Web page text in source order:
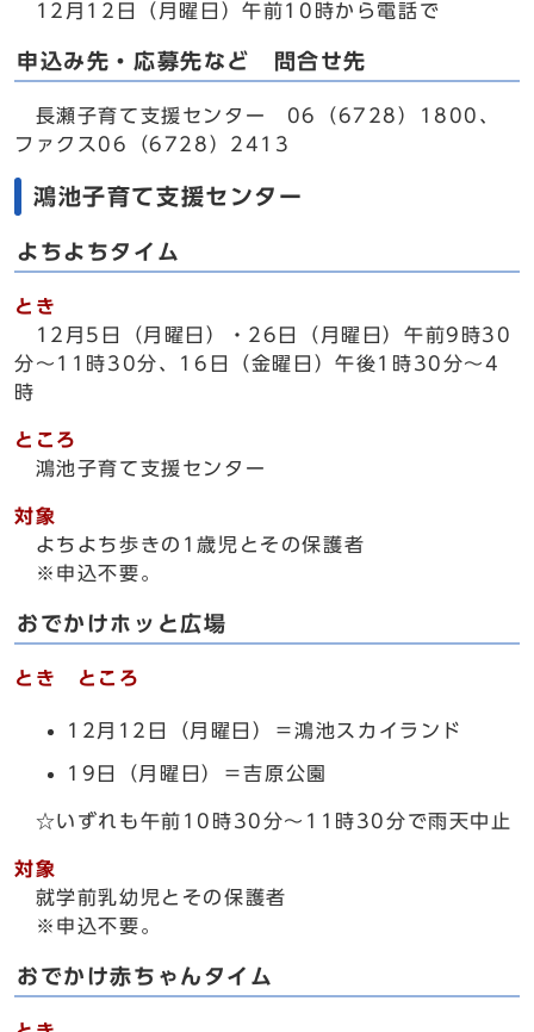
12月12日（月曜日）午前10時から電話で
申込み先・応募先など 問合せ先
長瀬子育て支援センター 06（6728）1800、
ファクス06（6728）2413
鴻池子育て支援センター
よちよちタイム
とき
12月5日（月曜日）・26日（月曜日）午前9時30
分～11時30分、16日（金曜日）午後1時30分～4
時
ところ
鴻池子育て支援センター
対象
よちよち歩きの1歳児とその保護者
※申込不要。
おでかけホッと広場
とき ところ
12月12日（月曜日）＝鴻池スカイランド
19日（月曜日）＝吉原公園
☆いずれも午前10時30分～11時30分で雨天中止
対象
就学前乳幼児とその保護者
※申込不要。
おでかけ赤ちゃんタイム